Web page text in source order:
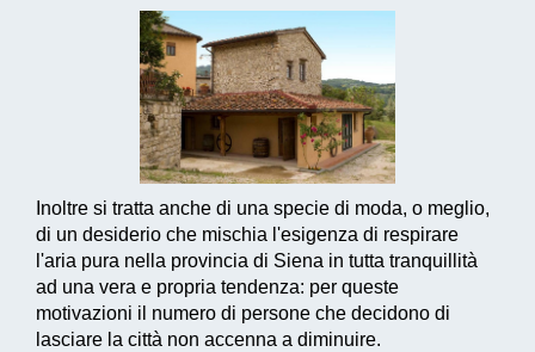
Inoltre si tratta anche di una specie di moda, o meglio,
di un desiderio che mischia l'esigenza di respirare
l'aria pura nella provincia di Siena in tutta tranquillità
ad una vera e propria tendenza: per queste
motivazioni il numero di persone che decidono di
lasciare la città non accenna a diminuire.